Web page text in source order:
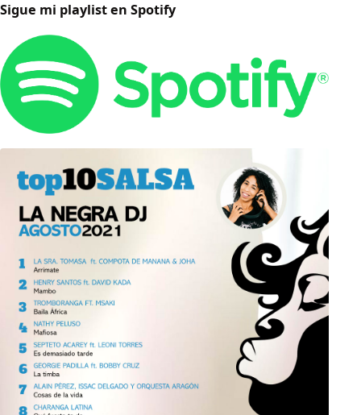
Sigue mi playlist en Spotify